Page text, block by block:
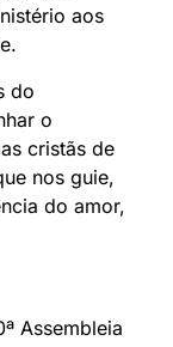
aos
do
o
cristãs de
nos guie,
do amor,
Assembleia